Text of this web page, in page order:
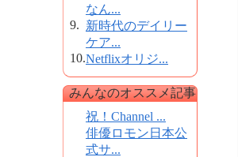
なん...
9. 新時代のデイリー
ケア...
10.Netflixオリジ...
みんなのオススメ記事
祝！Channel ...
俳優ロモン日本公
式サ...